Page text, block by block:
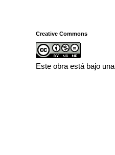
Creative Commons
Este obra está bajo una